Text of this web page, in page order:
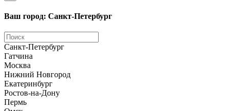
Ваш город: Санкт-Петербург
Санкт-Петербург
Гатчина
Москва
Нижний Новгород
Екатеринбург
Ростов-на-Дону
Пермь